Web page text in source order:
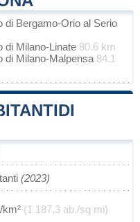
di Bergamo-Orio al Serio
di Milano-Linate 80.6 km
di Milano-Malpensa 84.1
(2023)
km² (1 187,3 ab./sq mi)